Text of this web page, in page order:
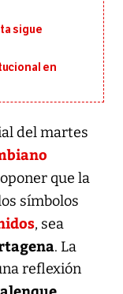
sigue
en
del martes
que la
símbolos
, sea
. La
reflexión